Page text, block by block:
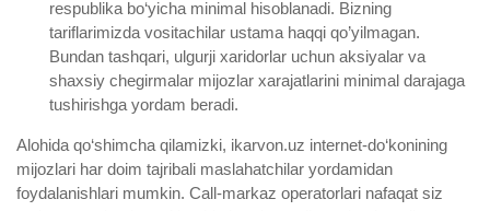
respublika bo‘yicha minimal hisoblanadi. Bizning
tariflarimizda vositachilar ustama haqqi qo’yilmagan.
Bundan tashqari, ulgurji xaridorlar uchun aksiyalar va
shaxsiy chegirmalar mijozlar xarajatlarini minimal darajaga
tushirishga yordam beradi.
Alohida qo‘shimcha qilamizki, ikarvon.uz internet-do‘konining
mijozlari har doim tajribali maslahatchilar yordamidan
foydalanishlari mumkin. Call-markaz operatorlari nafaqat siz